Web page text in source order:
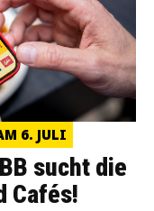
6. JULI
sucht die
Cafés!